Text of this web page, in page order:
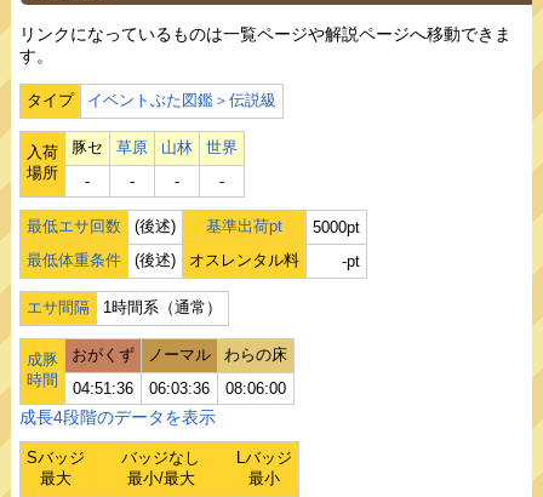
リンクになっているものは一覧ページや解説ページへ移動できま
す。
タイプ イベントぶた図鑑＞伝説級
入荷
場所
豚セ 草原 山林
世界
‐
‐ ‐ ‐
最低エサ回数 (後述) 基準出荷pt
5000pt
最低体重条件
(後述) オスレンタル料 -pt
エサ間隔 1時間系（通常）
成豚
時間
おがくず ノーマル
わらの床
04:51:36
06:03:36 08:06:00
成長4段階のデータを表示
Sバッジ
最大
バッジなし
最小/最大
Lバッジ
最小